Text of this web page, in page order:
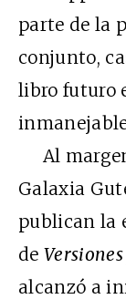
parte de la
conjunto,
libro futuro
Al
Galaxia
publican la
de
alcanzó a